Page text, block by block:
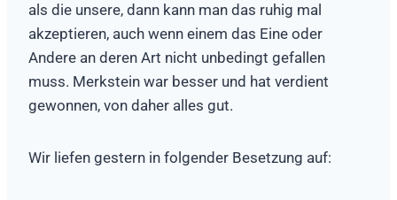
als die unsere, dann kann man das ruhig mal
akzeptieren, auch wenn einem das Eine oder
Andere an deren Art nicht unbedingt gefallen
muss. Merkstein war besser und hat verdient
gewonnen, von daher alles gut.
Wir liefen gestern in folgender Besetzung auf: